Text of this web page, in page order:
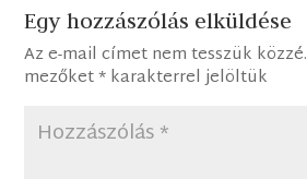
Egy hozzászólás elküldése
Az e-mail címet nem tesszük közzé.
mezőket*karakterrel jelöltük